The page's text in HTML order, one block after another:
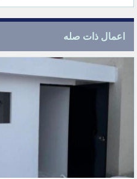
اعمال ذات صله